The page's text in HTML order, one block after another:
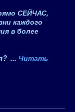
СЕЙЧАС,
каждого
в более
... Читать